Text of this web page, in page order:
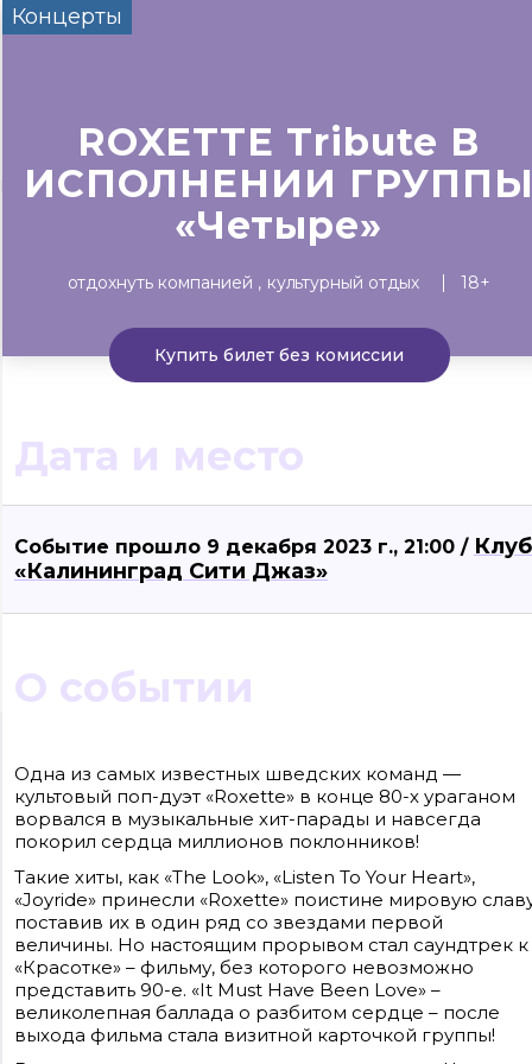
Концерты Театр Детям Выставки
Концерты
ROXETTE Tribute В
ИСПОЛНЕНИИ
«Четыре»
отдохнуть компанией культурный отдых 18+
Купить билет без комиссии
Дата и место
Событие прошло 9 декабря 2023 г., 21:00 / Клуб
«Калининград Сити Джаз»
О событии
Одна из самых известных шведских команд —
культовый поп-дуэт «Roxette» в конце 80-х ураганом
ворвался в музыкальные хит-парады и навсегда
покорил сердца миллионов поклонников!
Такие хиты, как «The Look», «Listen To Your Heart»,
«Joyride» принесли «Roxette» поистине мировую
поставив их в один ряд со звездами первой
величины. Но настоящим прорывом стал саундтрек к
«Красотке» – фильму, без которого невозможно
представить 90-е. «It Must Have Been Love» –
великолепная баллада о разбитом сердце – после
выхода фильма стала визитной карточкой группы!
3906148636, КПП 390601001
Контакты редакции: +7(4012) 310-124, news@klops.ru. Реклама: +7 (931) 107 50 00,
reklama@klops.ru. Афиша: +7(967) 351 20 51, reklama@klops.ru
Адрес редакции и учредителя: г. Калининград, ул. Рокоссовского, 16/18, пом. I,
оф. 2
Сетевое издание "Klops.ru", регистрационный номер и дата принятия
зарегистрировано Федеральной службой по надзору в сфере связи,
информационных технологий и массовых коммуникаций (Роскомнадзор).
Учредитель: ООО "Русская медиагруппа "Западная Пресса". Главный
Фомченкова Кристина Владимировна
Материалы сайта, подписанные «CC 4.0» доступны по
лицензии Creative Commons «Attribution-ShareAlike»
(«Атрибуция — На тех же условиях») 4.0 Всемирная
Для использования остальных материалов необходимо
письменное согласие правообладателя
Политика в отношении обработки персональных